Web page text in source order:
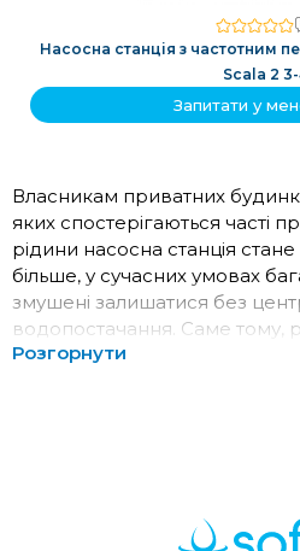
Насосна станція з частотним
Scala 2
Запитати у
Власникам приватних
яких спостерігаються часті
рідини насосна станція
більше, у сучасних умовах
змушені залишатися без
водопостачання. Саме тому,
приватного сектору вже
Насосна станція для води –
Розгорнути